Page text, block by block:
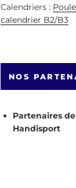
Calendriers :
calendrier B2/B3
NOS
Partenaires
Handisport